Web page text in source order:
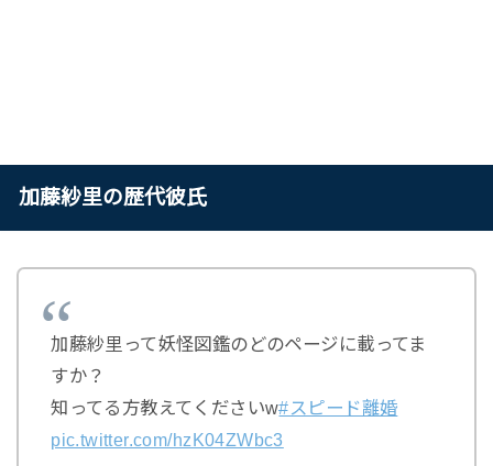
加藤紗里の歴代彼氏
加藤紗里って妖怪図鑑のどのページに載ってま
すか？
知ってる方教えてくださいw#スピード離婚
pic.twitter.com/hzK04ZWbc3